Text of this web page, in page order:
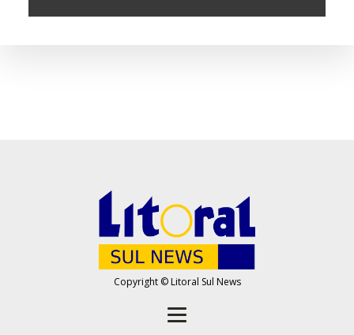
Copyright © Litoral Sul News